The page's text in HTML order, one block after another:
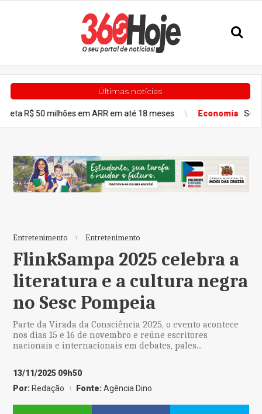
Últimas notícias
milhões em ARR em até 18 meses Economia Sobelle se
Entretenimento Entretenimento
FlinkSampa 2025 celebra a
literatura e a cultura negra
no Sesc Pompeia
Parte da Virada da Consciência 2025, o evento acontece
nos dias 15 e 16 de novembro e reúne escritores
nacionais e internacionais em debates, pales...
13/11/2025 09h50
Por: Redação Fonte:Agência Dino